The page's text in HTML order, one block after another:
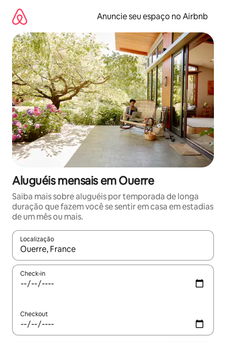
para
conteúdo
Anuncie seu espaço no Airbnb
Aluguéis mensais em Ouerre
Saiba mais sobre aluguéis por temporada de longa
duração que fazem você se sentir em casa em estadias
de um mês ou mais.
Localização
Quando os resultados estiverem disponíveis, explore-os
Check-in
Checkout